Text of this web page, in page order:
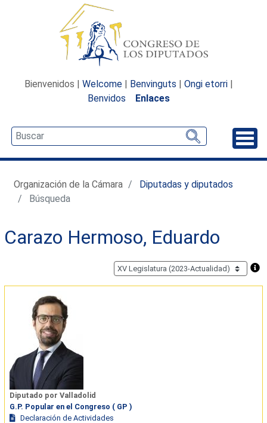
Bienvenidos | Welcome | Benvinguts | Ongi etorri |
Benvidos
Enlaces
Organización de la Cámara
Diputadas y diputados
Búsqueda
Carazo Hermoso, Eduardo
Diputado por Valladolid
G.P. Popular en el Congreso ( GP )
Declaración de Actividades